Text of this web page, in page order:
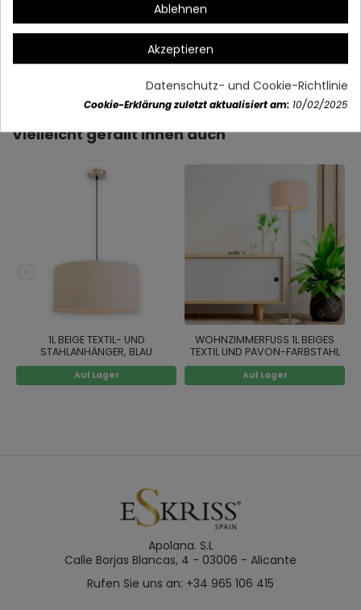
Artikeldetails
Vielleicht gefällt Ihnen auch
1L BEIGE TEXTIL- UND
STAHLANHÄNGER, BLAU
Auf Lager
WOHNZIMMERFUSS 1L BEIGES
TEXTIL UND PAVON-FARBSTAHL
Auf Lager
Apolana. S.L
Calle Borjas Blancas, 4 - 03006 - Alicante
Rufen Sie uns an: +34 965 106 415
Ablehnen
Akzeptieren
Datenschutz- und Cookie-Richtlinie
Cookie-Erklärung zuletzt aktualisiert am: 10/02/2025